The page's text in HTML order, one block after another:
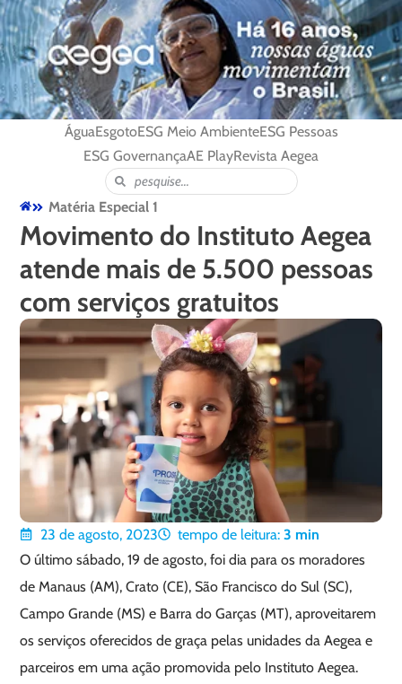
ÁguaEsgotoESG Meio AmbienteESG Pessoas
ESG GovernançaAE PlayRevista Aegea
Matéria Especial 1
Movimento do Instituto Aegea
atende mais de 5.500 pessoas
com serviços gratuitos
23 de agosto, 2023 tempo de leitura: 3 min
O último sábado, 19 de agosto, foi dia para os moradores
de Manaus (AM), Crato (CE), São Francisco do Sul (SC),
Campo Grande (MS) e Barra do Garças (MT), aproveitarem
os serviços oferecidos de graça pelas unidades da Aegea e
parceiros em uma ação promovida pelo Instituto Aegea.